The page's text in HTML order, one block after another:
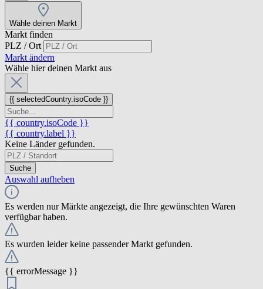
Wähle deinen Markt
Markt finden
PLZ / Ort
Markt ändern
Wähle hier deinen Markt aus
{{ selectedCountry.isoCode }}
{{ country.isoCode }}
{{ country.label }}
Keine Länder gefunden.
Suche
Auswahl aufheben
Es werden nur Märkte angezeigt, die Ihre gewünschten Waren
verfügbar haben.
Es wurden leider keine passender Markt gefunden.
{{ errorMessage }}